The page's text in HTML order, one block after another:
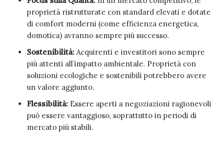
proprietà ristrutturate con standard elevati e dotate
di comfort moderni (come efficienza energetica,
domotica) avranno sempre più successo.
Sostenibilità: Acquirenti e investitori sono sempre
più attenti all’impatto ambientale. Proprietà con
soluzioni ecologiche e sostenibili potrebbero avere
un valore aggiunto.
Flessibilità: Essere aperti a negoziazioni ragionevoli
può essere vantaggioso, soprattutto in periodi di
mercato più stabili.